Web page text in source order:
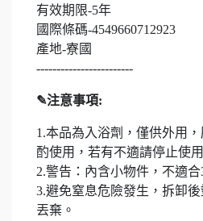
有效期限-5年
國際條碼-4549660712923
產地-寮國
------------------------
✎注意事項:
1.本品為入浴劑，僅供外用
酌使用，若有不適請停止使
2.警告：內含小物件，不適
3.避免窒息危險發生，拆卸後
丟棄。